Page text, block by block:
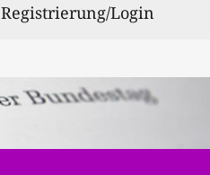
Registrierung/Login